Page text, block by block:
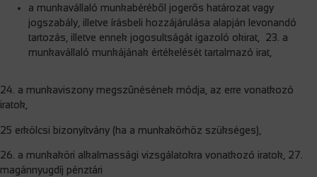
a munkavállaló munkabéréből jogerős határozat vagy
jogszabály, illetve írásbeli hozzájárulása alapján levonandó
tartozás, illetve ennek jogosultságát igazoló okirat, 23. a
munkavállaló munkájának értékelését tartalmazó irat,
24. a munkaviszony megszűnésének módja, az erre vonatkozó
iratok,
25 erkölcsi bizonyítvány (ha a munkakörhöz szükséges),
26. a munkaköri alkalmassági vizsgálatokra vonatkozó iratok, 27.
magánnyugdíj pénztári